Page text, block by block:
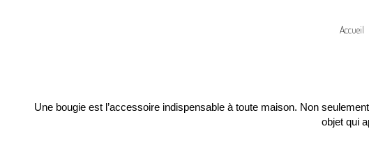
Accueil
Une bougie est l’accessoire indispensable à toute maison. Non
objet qui